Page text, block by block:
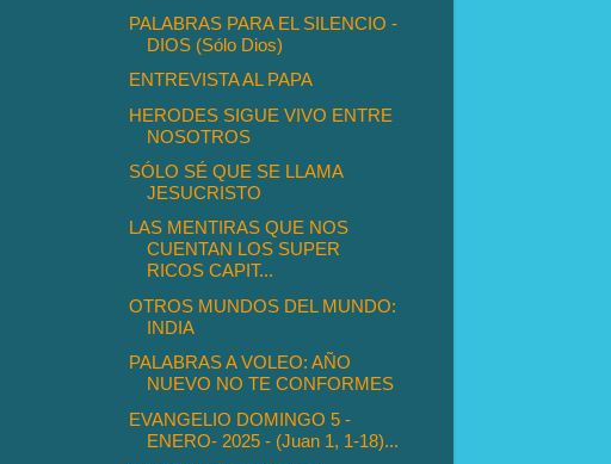
PALABRAS PARA EL SILENCIO -
DIOS (Sólo Dios)
ENTREVISTA AL PAPA
HERODES SIGUE VIVO ENTRE
NOSOTROS
SÓLO SÉ QUE SE LLAMA
JESUCRISTO
LAS MENTIRAS QUE NOS
CUENTAN LOS SUPER
RICOS CAPIT...
OTROS MUNDOS DEL MUNDO:
INDIA
PALABRAS A VOLEO: AÑO
NUEVO NO TE CONFORMES
EVANGELIO DOMINGO 5 -
ENERO- 2025 - (Juan 1, 1-18)...